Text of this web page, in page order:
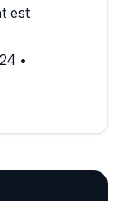
est
•